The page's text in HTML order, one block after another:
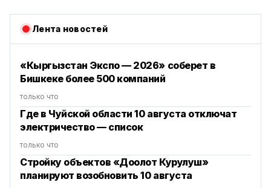
Лента новостей
«Кыргызстан Экспо — 2026» соберет в
Бишкеке более 500 компаний
только что
Где в Чуйской области 10 августа отключат
электричество — список
только что
Стройку объектов «Доолот Курулуш»
планируют возобновить 10 августа